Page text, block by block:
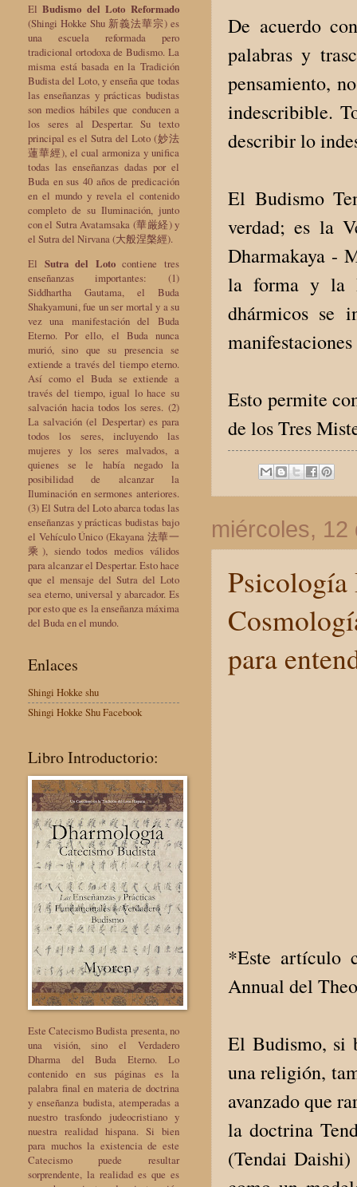
De acuerdo
palabras y
pensamiento,
indescribible.
describir lo
El Budismo
verdad; es la
Dharmakaya -
la forma y la
dhármicos se
Esto permite
de los Tres
miércoles, 12
Psicología
para
*Este artículo
Annual del
El Budismo, si
una religión,
avanzado que
la doctrina
(Tendai
ElBudismo del Loto Reformado
(Shingi Hokke Shu 新義法華宗) es
una escuela reformada pero
tradicional ortodoxa de Budismo. La
misma está basada en la Tradición
Budista del Loto, y enseña que todas
las enseñanzas y prácticas budistas
son medios hábiles que conducen a
los seres al Despertar. Su texto
principal es el Sutra del Loto (妙法
蓮華經), el cual armoniza y unifica
todas las enseñanzas dadas por el
Buda en sus 40 años de predicación
en el mundo y revela el contenido
completo de su Iluminación, junto
con el Sutra Avatamsaka (華厳経) y
el Sutra del Nirvana (大般涅槃經).
El Sutra del Lotocontiene tres
enseñanzas importantes: (1)
Siddhartha Gautama, el Buda
Shakyamuni, fue un ser mortal y a su
vez una manifestación del Buda
Eterno. Por ello, el Buda nunca
murió, sino que su presencia se
extiende a través del tiempo eterno.
Así como el Buda se extiende a
través del tiempo, igual lo hace su
salvación hacia todos los seres. (2)
La salvación (el Despertar) es para
todos los seres, incluyendo las
mujeres y los seres malvados, a
quienes se le había negado la
posibilidad de alcanzar la
Iluminación en sermones anteriores.
(3) El Sutra del Loto abarca todas las
enseñanzas y prácticas budistas bajo
el Vehículo Único (Ekayana 法華一
乘), siendo todos medios válidos
para alcanzar el Despertar. Esto hace
que el mensaje del Sutra del Loto
sea eterno, universal y abarcador. Es
por esto que es la enseñanza máxima
del Buda en el mundo.
Enlaces
Shingi Hokke shu
Shingi Hokke Shu Facebook
Libro Introductorio:
Este Catecismo Budista presenta, no
una visión, sino el Verdadero
Dharma del Buda Eterno. Lo
contenido en sus páginas es la
palabra final en materia de doctrina
y enseñanza budista, atemperadas a
nuestro trasfondo judeocristiano y
nuestra realidad hispana. Si bien
para muchos la existencia de este
Catecismo puede resultar
sorprendente, la realidad es que es